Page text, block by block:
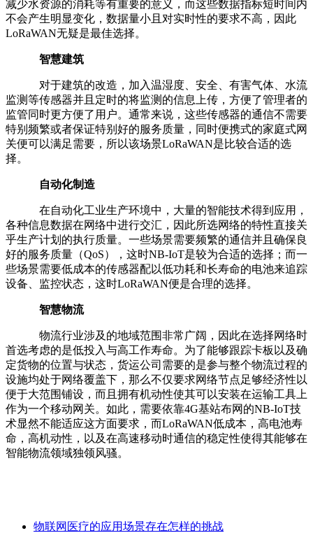
减少水资源的消耗等有重要的意义，而这些数据指标短时间内
不会产生明显变化，数据量小且对实时性的要求不高，因此
LoRaWAN无疑是最佳选择。
智慧建筑
对于建筑的改造，加入温湿度、安全、有害气体、水流
监测等传感器并且定时的将监测的信息上传，方便了管理者的
监管同时更方便了用户。通常来说，这些传感器的通信不需要
特别频繁或者保证特别好的服务质量，同时便携式的家庭式网
关便可以满足需要，所以该场景LoRaWAN是比较合适的选
择。
自动化制造
在自动化工业生产环境中，大量的智能技术得到应用，
各种信息数据在网络中进行交汇，因此所选网络的特性直接关
乎生产计划的执行质量。一些场景需要频繁的通信并且确保良
好的服务质量（QoS），这时NB-IoT是较为合适的选择；而一
些场景需要低成本的传感器配以低功耗和长寿命的电池来追踪
设备、监控状态，这时LoRaWAN便是合理的选择。
智慧物流
物流行业涉及的地域范围非常广阔，因此在选择网络时
首选考虑的是低投入与高工作寿命。为了能够跟踪卡板以及确
定货物的位置与状态，货运公司需要的是参与整个物流过程的
设施均处于网络覆盖下，那么不仅要求网络节点足够经济性以
便于大范围铺设，而且拥有机动性使其可以安装在运输工具上
作为一个移动网关。如此，需要依靠4G基站布网的NB-IoT技
术显然不能适应这方面要求，而LoRaWAN低成本，高电池寿
命，高机动性，以及在高速移动时通信的稳定性使得其能够在
智能物流领域独领风骚。
物联网医疗的应用场景存在怎样的挑战